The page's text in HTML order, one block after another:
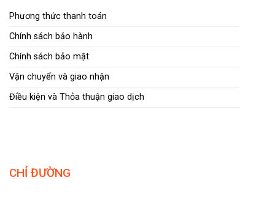
Phương thức thanh toán
Chính sách bảo hành
Chính sách bảo mật
Vận chuyển và giao nhận
Điều kiện và Thỏa thuận giao dịch
CHỈ ĐƯỜNG